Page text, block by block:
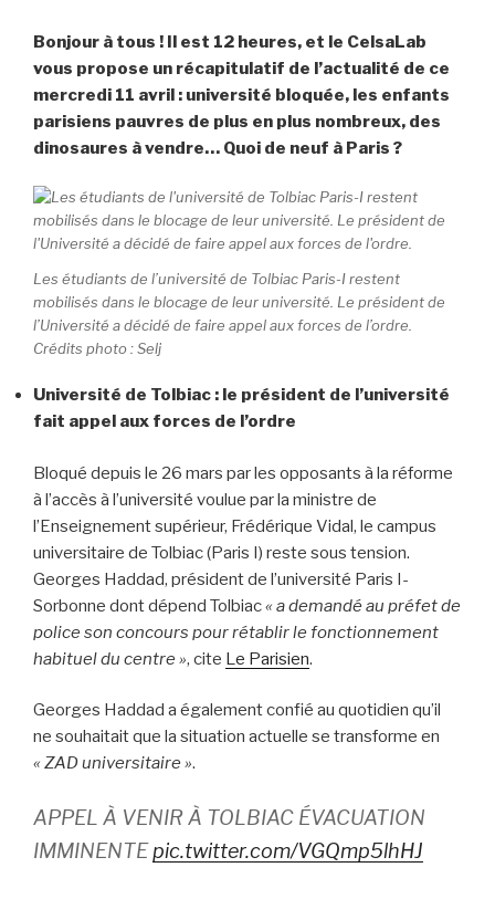
Bonjour à tous ! Il est 12 heures, et le CelsaLab
vous propose un récapitulatif de l’actualité de ce
mercredi 11 avril : université bloquée, les enfants
parisiens pauvres de plus en plus nombreux, des
dinosaures à vendre… Quoi de neuf à Paris ?
Les étudiants de l’université de Tolbiac Paris-I restent
mobilisés dans le blocage de leur université. Le président de
l’Université a décidé de faire appel aux forces de l’ordre.
Crédits photo : Selj
Université de Tolbiac : le président de l’université
fait appel aux forces de l’ordre
Bloqué depuis le 26 mars par les opposants à la réforme
à l’accès à l’université voulue par la ministre de
l’Enseignement supérieur, Frédérique Vidal, le campus
universitaire de Tolbiac (Paris I) reste sous tension.
Georges Haddad, président de l’université Paris I-
Sorbonne dont dépend Tolbiac« a demandé au préfet de
police son concours pour rétablir le fonctionnement
habituel du centre », cite Le Parisien.
Georges Haddad a également confié au quotidien qu’il
ne souhaitait que la situation actuelle se transforme en
« ZAD universitaire ».
APPEL À VENIR À TOLBIAC ÉVACUATION
IMMINENTEpic.twitter.com/VGQmp5lhHJ